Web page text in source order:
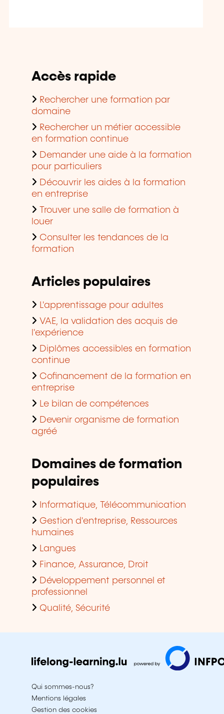
Accès rapide
Rechercher une formation par
domaine
Rechercher un métier accessible
en formation continue
Demander une aide à la formation
pour particuliers
Découvrir les aides à la formation
en entreprise
Trouver une salle de formation à
louer
Consulter les tendances de la
formation
Articles populaires
L'apprentissage pour adultes
VAE, la validation des acquis de
l'expérience
Diplômes accessibles en formation
continue
Cofinancement de la formation en
entreprise
Le bilan de compétences
Devenir organisme de formation
agréé
Domaines de formation
populaires
Informatique, Télécommunication
Gestion d'entreprise, Ressources
humaines
Langues
Finance, Assurance, Droit
Développement personnel et
professionnel
Qualité, Sécurité
Qui sommes-nous?
Mentions légales
Gestion des cookies